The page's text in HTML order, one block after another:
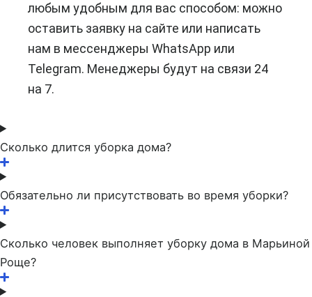
любым удобным для вас способом: можно
оставить заявку на сайте или написать
нам в мессенджеры WhatsApp или
Telegram. Менеджеры будут на связи 24
на 7.
Сколько длится уборка дома?
Обязательно ли присутствовать во время уборки?
Сколько человек выполняет уборку дома в Марьиной
Роще?